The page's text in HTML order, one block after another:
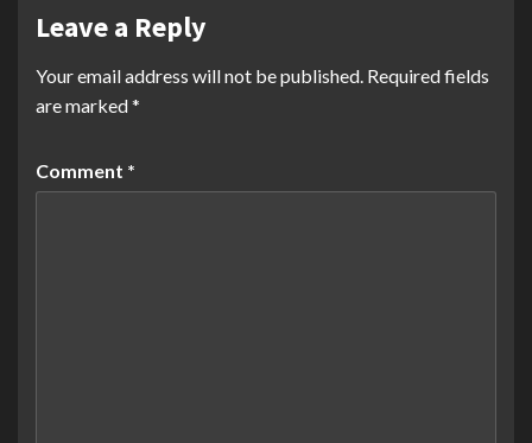
Leave a Reply
Your email address will not be published. Required fields
are marked*
Comment *